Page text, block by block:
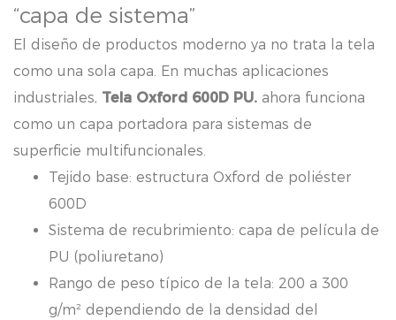
“capa de sistema”
El diseño de productos moderno ya no trata la tela
como una sola capa. En muchas aplicaciones
industriales, Tela Oxford 600D PU. ahora funciona
como un capa portadora para sistemas de
superficie multifuncionales.
Tejido base: estructura Oxford de poliéster
600D
Sistema de recubrimiento: capa de película de
PU (poliuretano)
Rango de peso típico de la tela: 200 a 300
g/m² dependiendo de la densidad del